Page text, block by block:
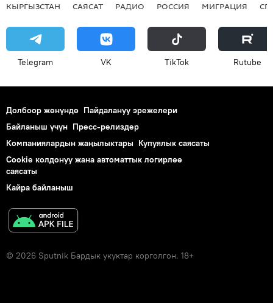
КЫРГЫЗСТАН САЯСАТ РАДИО РОССИЯ МИГРАЦИЯ
Telegram VK ТikТоk Rutube
Долбоор жөнүндө Пайдалануу эрежелери
Байланыш үчүн Пресс-релиздер
Компаниялардын жаңылыктары Купуялык саясаты
Cookie колдонуу жана автоматтык логирлөө
саясаты
Кайра байланыш
© 2026 Sputnik Бардык укуктар корголгон. 18+